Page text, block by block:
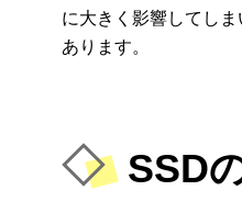
に大きく影響してし
あります。
SSD